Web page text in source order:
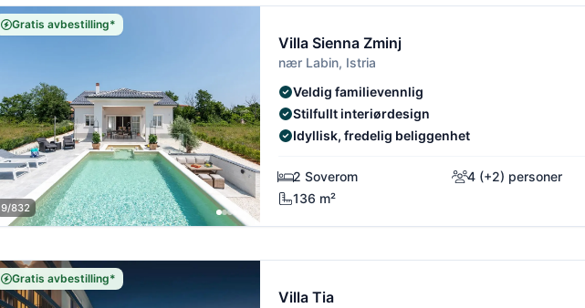
Gratis avbestilling*
9/832
Villa Sienna Zminj
nær Labin, Istria
Veldig familievennlig
Stilfullt interiørdesign
Idyllisk, fredelig beliggenhet
2 Soverom
4 (+2) personer
136 m²
Gratis avbestilling*
Villa Tia